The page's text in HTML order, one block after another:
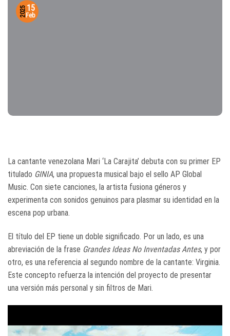
15
Feb
2025
La cantante venezolana Mari ‘La Carajita’ debuta con su primer EP
titulado GINIA, una propuesta musical bajo el sello AP Global
Music. Con siete canciones, la artista fusiona géneros y
experimenta con sonidos genuinos para plasmar su identidad en la
escena pop urbana.
El título del EP tiene un doble significado. Por un lado, es una
abreviación de la frase Grandes Ideas No Inventadas Antes, y por
otro, es una referencia al segundo nombre de la cantante: Virginia.
Este concepto refuerza la intención del proyecto de presentar
una versión más personal y sin filtros de Mari.